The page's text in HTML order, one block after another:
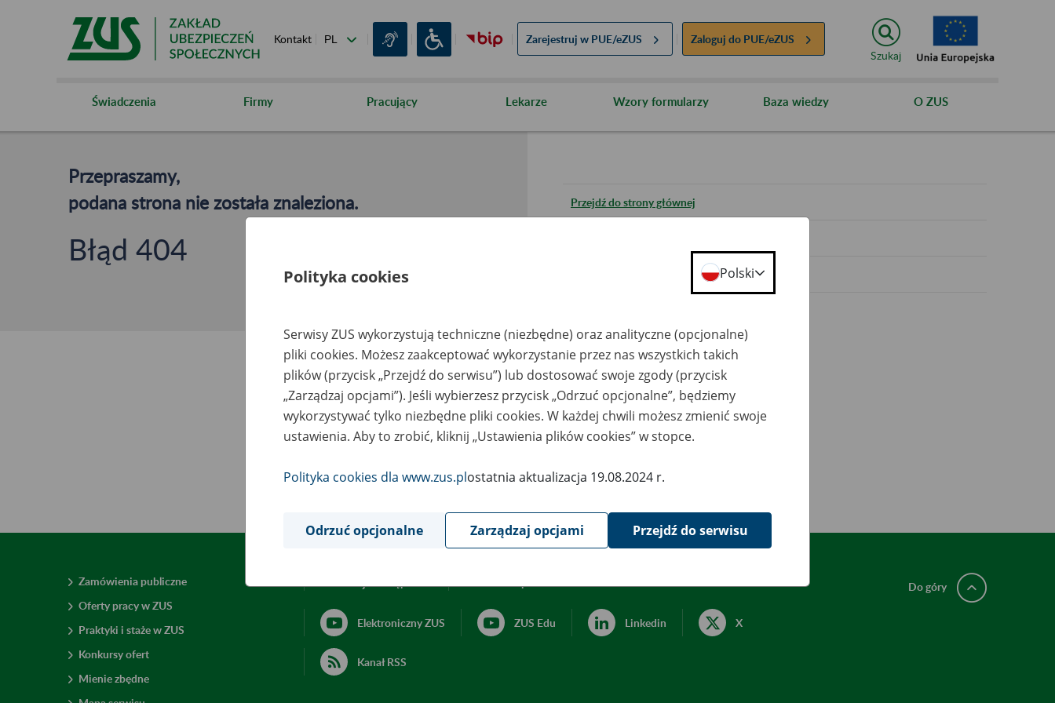
Kontakt Zarejestruj w PUE/eZUS Zaloguj do PUE/eZUS
Szukaj
Świadczenia Firmy Pracujący Lekarze Wzory formularzy Baza wiedzy O ZUS
Przepraszamy,
podana strona nie została znaleziona.
Błąd 404
Przejdź do strony głównej
Zamówienia publiczne
Oferty pracy w ZUS
Praktyki i staże w ZUS
Konkursy ofert
Mienie zbędne
Elektroniczny ZUS ZUS Edu Linkedin X
Kanał RSS
Do góry
Polityka cookies Polski
Serwisy ZUS wykorzystują techniczne (niezbędne) oraz analityczne (opcjonalne)
pliki cookies. Możesz zaakceptować wykorzystanie przez nas wszystkich takich
plików (przycisk „Przejdź do serwisu”) lub dostosować swoje zgody (przycisk
„Zarządzaj opcjami”). Jeśli wybierzesz przycisk „Odrzuć opcjonalne”, będziemy
wykorzystywać tylko niezbędne pliki cookies. W każdej chwili możesz zmienić swoje
ustawienia. Aby to zrobić, kliknij „Ustawienia plików cookies” w stopce.
Polityka cookies dla www.zus.plostatnia aktualizacja 19.08.2024 r.
Odrzuć opcjonalne Zarządzaj opcjami Przejdź do serwisu